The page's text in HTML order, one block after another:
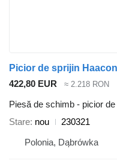
Picior de sprijin
422,80 EUR
≈ 2.218 RON
Piesă de schimb - picior
Stare nou
230321
Polonia, Dąbrówka